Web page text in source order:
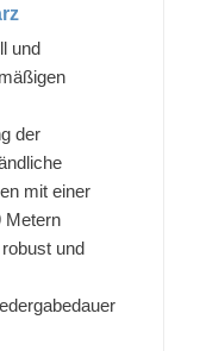
und
der
mit einer
Metern
und